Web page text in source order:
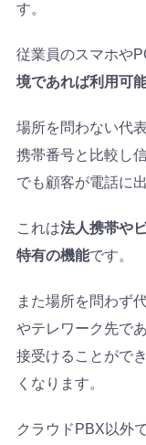
す。
従業員のスマホや
境であれば利用可
場所を問わない代
携帯番号と比較し
でも顧客が電話に
これは法人携帯や
特有の機能です。
また場所を問わず
やテレワーク先で
接受けることがで
くなります。
クラウドPBX以外